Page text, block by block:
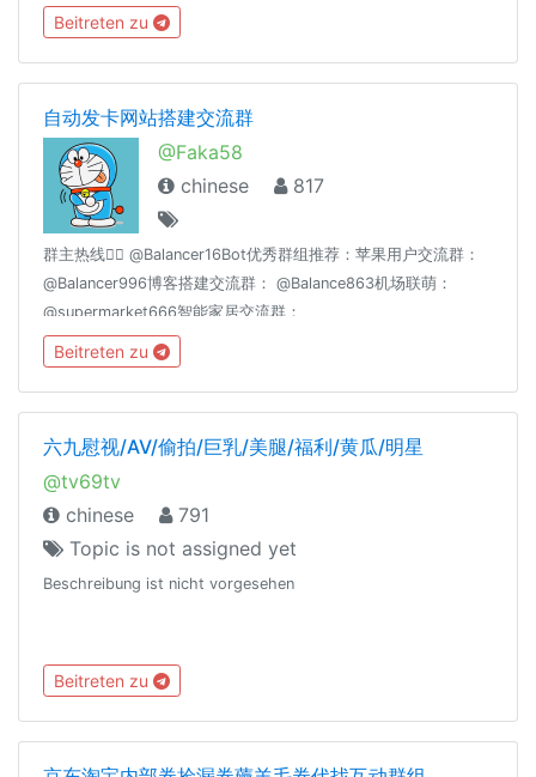
Beitreten zu
自动发卡网站搭建交流群
@Faka58
chinese
817
群主热线👉🏻 @Balancer16Bot优秀群组推荐：苹果用户交流群：
@Balancer996博客搭建交流群： @Balance863机场联萌：
@supermarket666智能家居交流群：
@homeassiant666MacOS/Hackintosh： @justice996Nas交流
群： @Nas699谷歌云|微软云|阿里云|亚马逊云|各种云☁️交流
群： @Server699分享沉淀： @theguideoftelegram
Beitreten zu
六九慰视/AV/偷拍/巨乳/美腿/福利/黄瓜/明星
@tv69tv
chinese
791
Topic is not assigned yet
Beschreibung ist nicht vorgesehen
Beitreten zu